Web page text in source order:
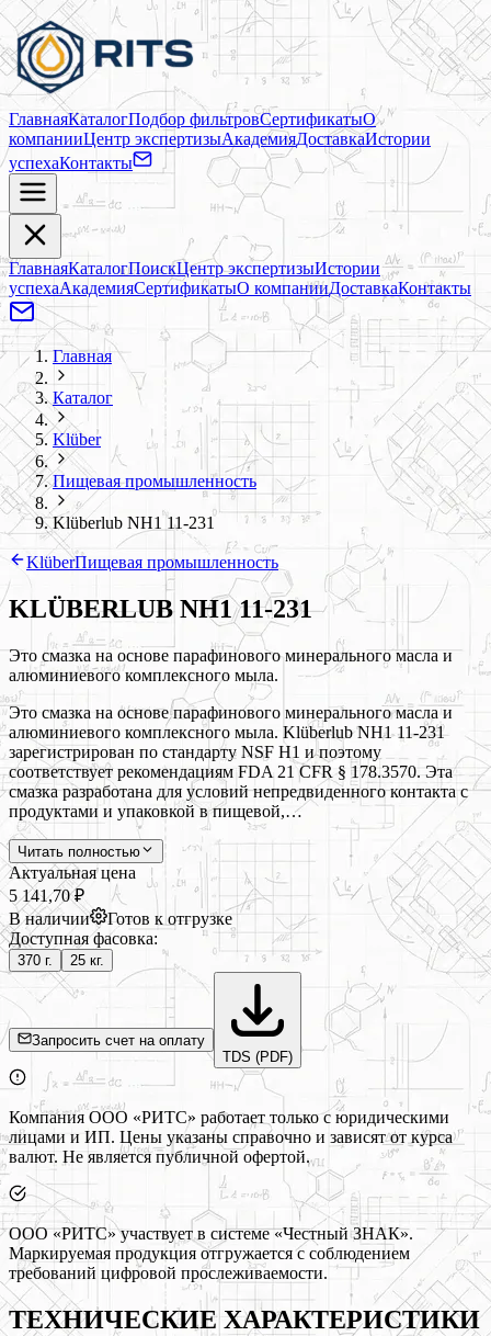
ГлавнаяКаталогПодбор фильтровСертификатыО
компанииЦентр экспертизыАкадемияДоставкаИстории
успехаКонтакты
ГлавнаяКаталогПоискЦентр экспертизыИстории
успехаАкадемияСертификатыО компанииДоставкаКонтакты
Главная
Каталог
Klüber
Пищевая промышленность
Klüberlub NH1 11-231
KlüberПищевая промышленность
KLÜBERLUB NH1 11-231
Это смазка на основе парафинового минерального масла и
алюминиевого комплексного мыла.
Это смазка на основе парафинового минерального масла и
алюминиевого комплексного мыла. Klüberlub NH1 11-231
зарегистрирован по стандарту NSF H1 и поэтому
соответствует рекомендациям FDA 21 CFR § 178.3570. Эта
смазка разработана для условий непредвиденного контакта с
продуктами и упаковкой в пищевой,…
Читать полностью
Актуальная цена
5 141,70 ₽
В наличии
Готов к отгрузке
Доступная фасовка:
370 г. 25 кг.
Запросить счет на оплату
TDS (PDF)
Компания ООО «РИТС» работает только с юридическими
лицами и ИП. Цены указаны справочно и зависят от курса
валют. Не является публичной офертой.
ООО «РИТС» участвует в системе «Честный ЗНАК».
Маркируемая продукция отгружается с соблюдением
требований цифровой прослеживаемости.
ТЕХНИЧЕСКИЕ ХАРАКТЕРИСТИКИ